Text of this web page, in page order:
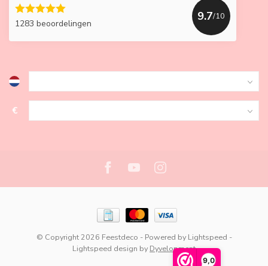
9,0
1283 beoordelingen
9.7/10
€
© Copyright 2026 Feestdeco - Powered by Lightspeed -
Lightspeed design by Dyvelopment